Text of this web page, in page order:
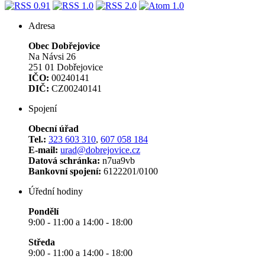
Adresa
Obec Dobřejovice
Na Návsi 26
251 01 Dobřejovice
IČO: 00240141
DIČ: CZ00240141
Spojení
Obecní úřad
Tel.: 323 603 310, 607 058 184
E-mail: urad@dobrejovice.cz
Datová schránka: n7ua9vb
Bankovní spojení: 6122201/0100
Úřední hodiny
Pondělí
9:00 - 11:00 a 14:00 - 18:00
Středa
9:00 - 11:00 a 14:00 - 18:00